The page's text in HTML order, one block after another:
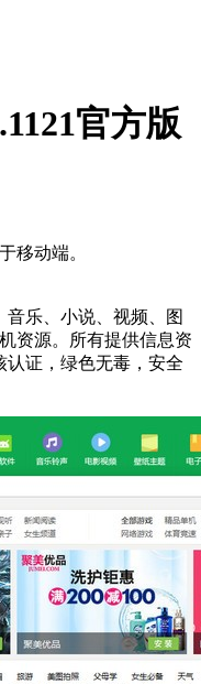
官方版
移动端。
乐、小说、视频、图
资源。所有提供信息资
认证，绿色无毒，安全